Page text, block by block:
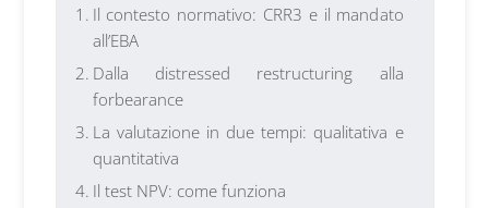
Il contesto normativo: CRR3 e il mandato
all’EBA
Dalla distressed restructuring alla
forbearance
La valutazione in due tempi: qualitativa e
quantitativa
Il test NPV: come funziona